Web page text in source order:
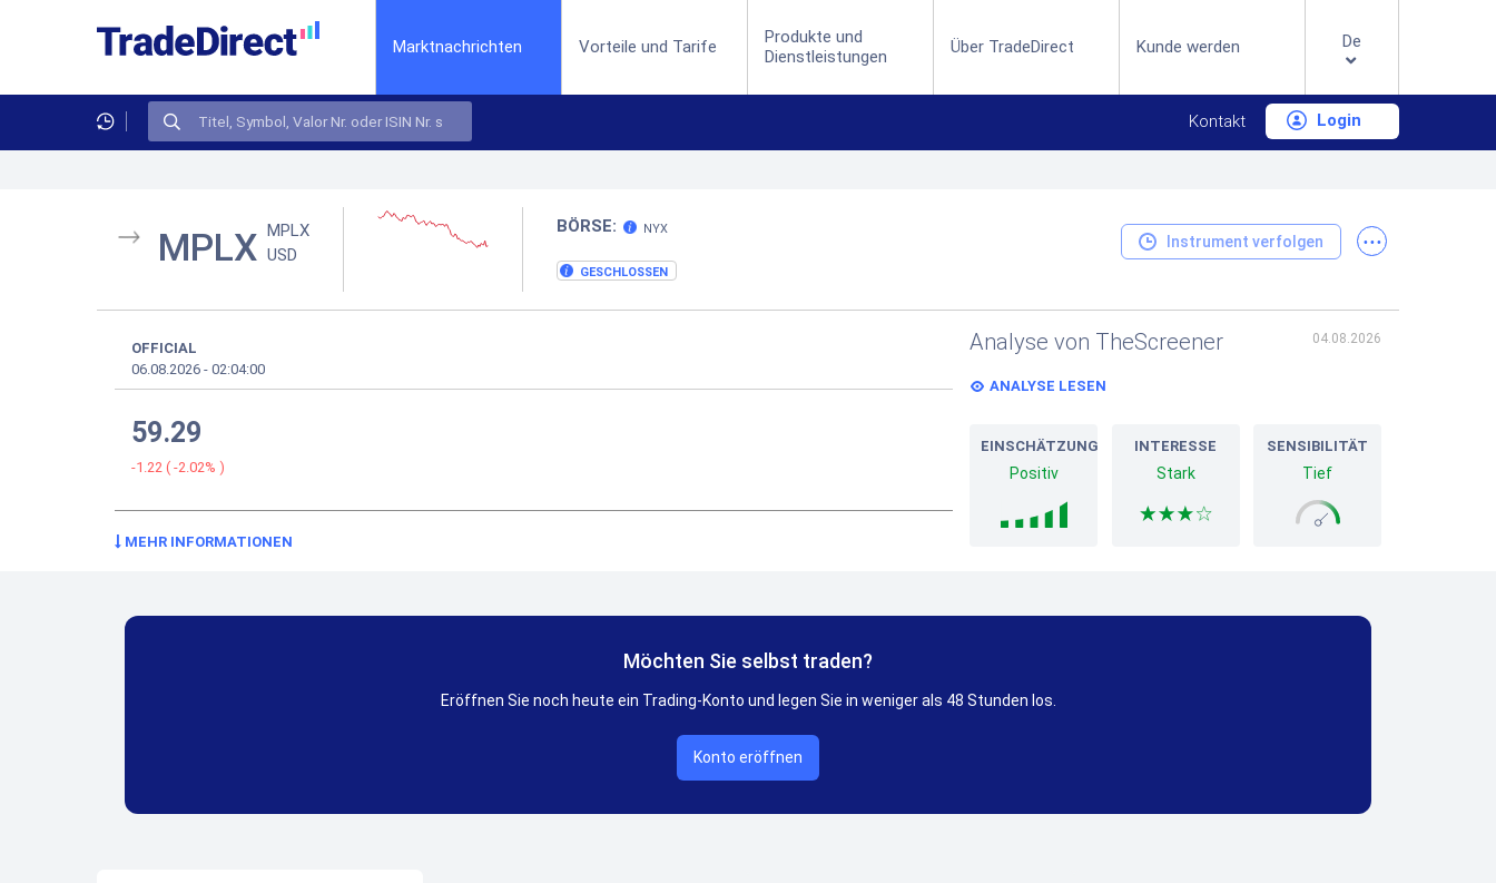
Marktnachrichten (current)Vorteile und Tarife
Produkte und
Dienstleistungen
Über TradeDirect Kunde werden De
Kontakt Login
MPLX MPLX
USD
BÖRSE: NYX
GESCHLOSSEN
Instrument verfolgen ...
OFFICIAL
06.08.2026 - 02:04:00
59.29
-1.22 ( -2.02% )
MEHR INFORMATIONEN
Analyse von TheScreener 04.08.2026
ANALYSE LESEN
EINSCHÄTZUNG
Positiv
INTERESSE
Stark
SENSIBILITÄT
Tief
Möchten Sie selbst traden?
Eröffnen Sie noch heute ein Trading-Konto und legen Sie in weniger als 48 Stunden los.
Konto eröffnen